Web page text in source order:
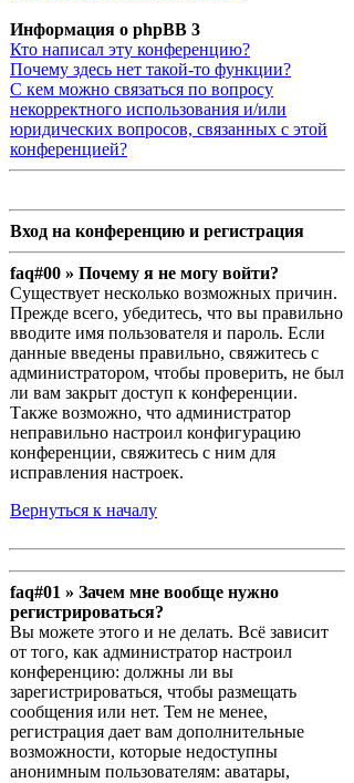
Информация о phpBB 3
Кто написал эту конференцию?
Почему здесь нет такой-то функции?
С кем можно связаться по вопросу
некорректного использования и/или
юридических вопросов, связанных с этой
конференцией?
Вход на конференцию и регистрация
faq#00 » Почему я не могу войти?
Существует несколько возможных причин.
Прежде всего, убедитесь, что вы правильно
вводите имя пользователя и пароль. Если
данные введены правильно, свяжитесь с
администратором, чтобы проверить, не был
ли вам закрыт доступ к конференции.
Также возможно, что администратор
неправильно настроил конфигурацию
конференции, свяжитесь с ним для
исправления настроек.
Вернуться к началу
faq#01 » Зачем мне вообще нужно
регистрироваться?
Вы можете этого и не делать. Всё зависит
от того, как администратор настроил
конференцию: должны ли вы
зарегистрироваться, чтобы размещать
сообщения или нет. Тем не менее,
регистрация дает вам дополнительные
возможности, которые недоступны
анонимным пользователям: аватары,